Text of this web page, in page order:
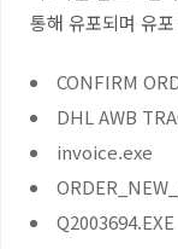
통해 유포되며 유
CONFIRM
DHL AWB
invoice.exe
Q2003694.EXE